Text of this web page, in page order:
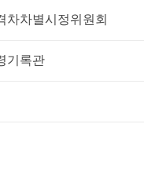
차차별시정위원회
기록관